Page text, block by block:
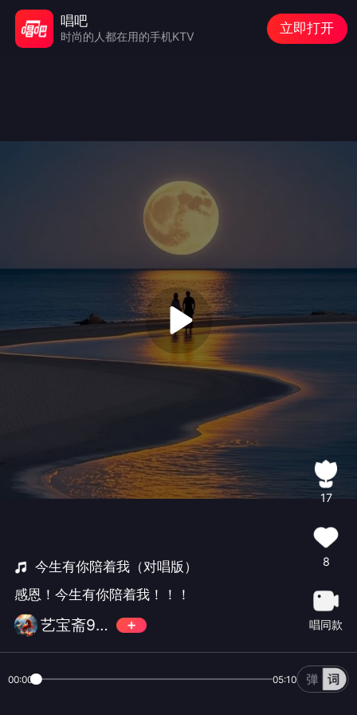
今生有你陪着我（对唱版）
感恩！今生有你陪着我！！！
艺宝斋946480
17
8
唱同款
00:00 05:10
唱吧
时尚的人都在用的手机KTV
立即打开